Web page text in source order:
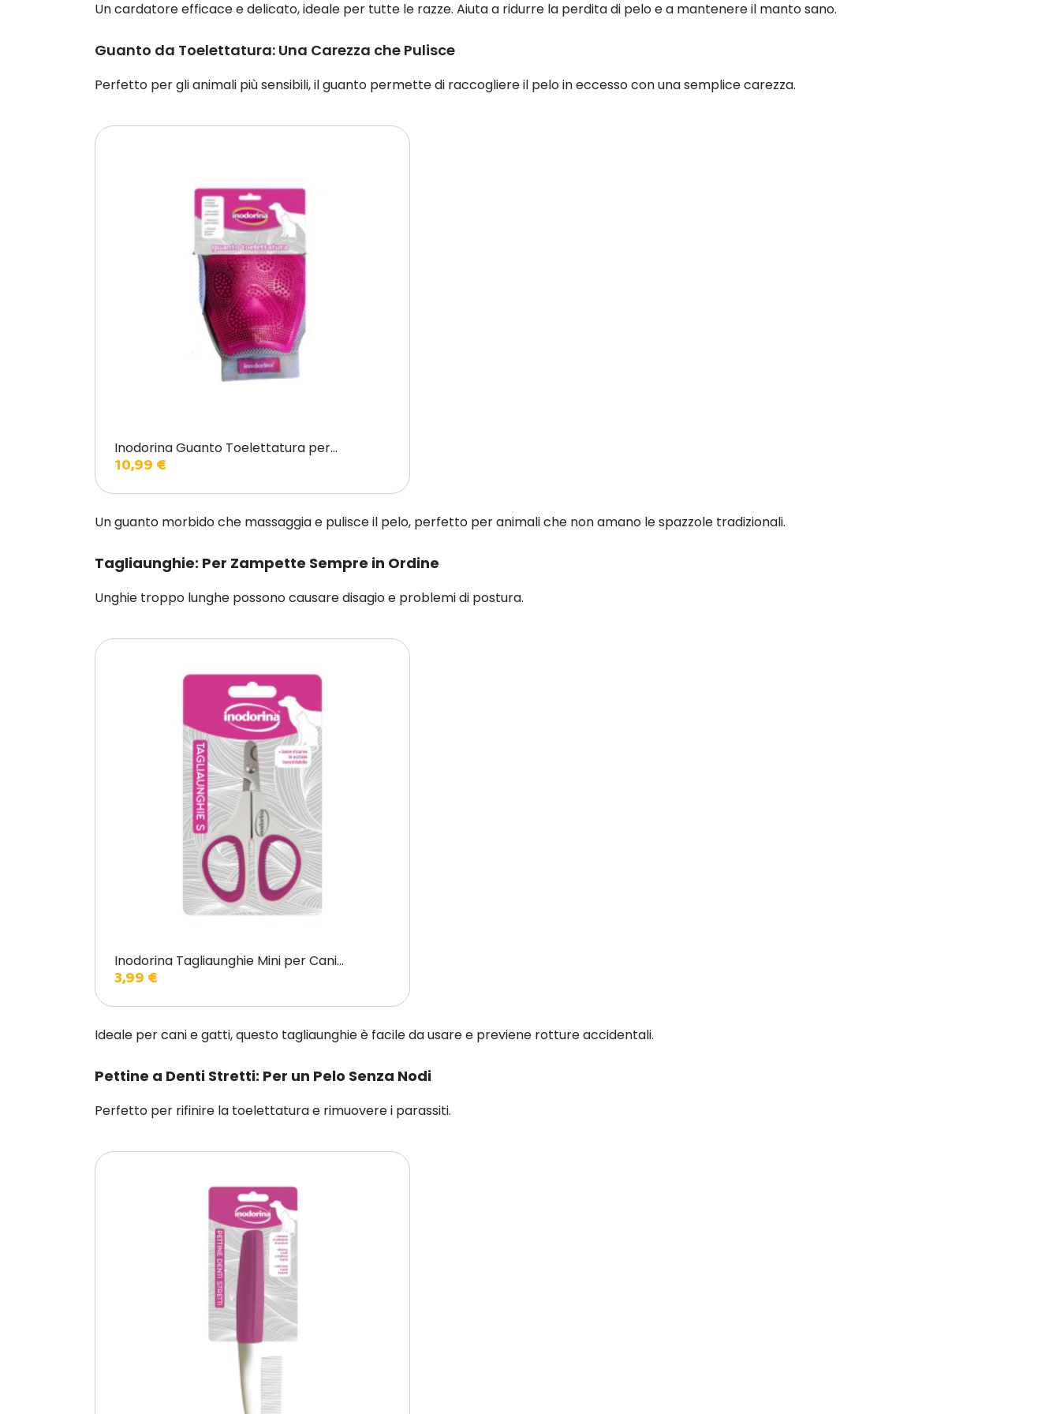
Un cardatore efficace e delicato, ideale per tutte le razze. Aiuta a ridurre la perdita di pelo e a mantenere il manto sano.
Guanto da Toelettatura: Una Carezza che Pulisce
Perfetto per gli animali più sensibili, il guanto permette di raccogliere il pelo in eccesso con una semplice carezza.
Inodorina Guanto Toelettatura per...
10,99 €
Un guanto morbido che massaggia e pulisce il pelo, perfetto per animali che non amano le spazzole tradizionali.
Tagliaunghie: Per Zampette Sempre in Ordine
Unghie troppo lunghe possono causare disagio e problemi di postura.
Inodorina Tagliaunghie Mini per Cani...
3,99 €
Ideale per cani e gatti, questo tagliaunghie è facile da usare e previene rotture accidentali.
Pettine a Denti Stretti: Per un Pelo Senza Nodi
Perfetto per rifinire la toelettatura e rimuovere i parassiti.